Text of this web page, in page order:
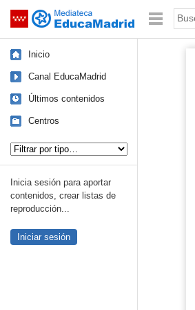
Saltar navegación
Inicio
Canal EducaMadrid
Últimos contenidos
Centros
Inicia sesión para aportar
contenidos, crear listas de
reproducción...
Iniciar sesión